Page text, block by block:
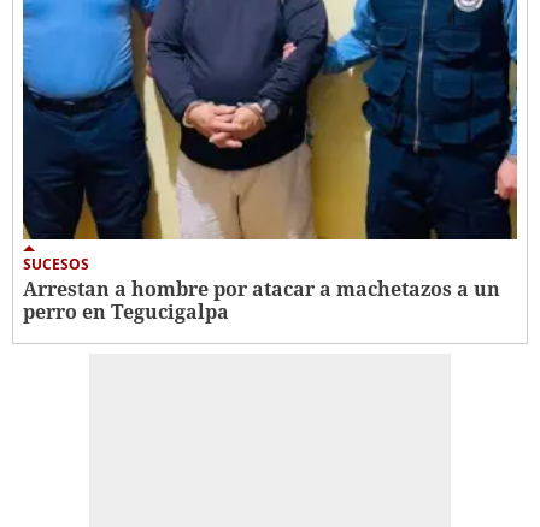
SUCESOS
Arrestan a hombre por atacar a machetazos a un
perro en Tegucigalpa